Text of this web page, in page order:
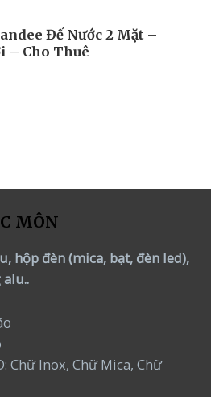
Đế Nước 2 Mặt –
– Cho Thuê
MÔN
hộp đèn (mica, bạt, đèn led),
Chữ Inox, Chữ Mica, Chữ